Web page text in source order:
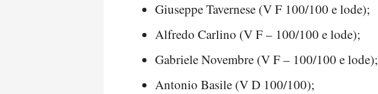
Giuseppe Tavernese (V F 100/100 e lode);
Alfredo Carlino (V F – 100/100 e lode);
Gabriele Novembre (V F – 100/100 e lode);
Antonio Basile (V D 100/100);